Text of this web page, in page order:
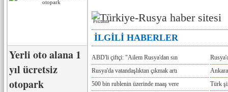
Yerli oto alana 1
yıl ücretsiz
otopark
Реклама
İLGİLİ HABERLER
ABD'li çiftçi: "Ailem Rusya'dan sın
Rusya'da vatandaşlıktan çıkmak artı
500 bin rublenin üzerinde maaş vere
Türk